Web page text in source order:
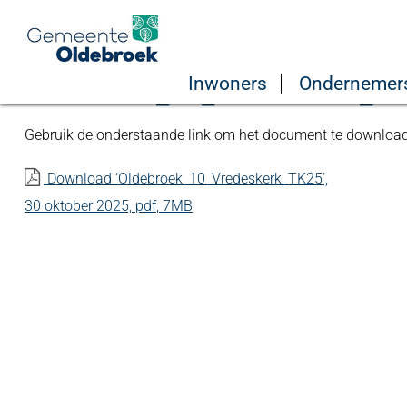
Inwoners
Home Bestuur en organisatie
Gebruik de onderstaande link om het document te
Download ‘Oldebroek_10_Vredeskerk_TK25’,
30 oktober 2025, pdf, 7MB